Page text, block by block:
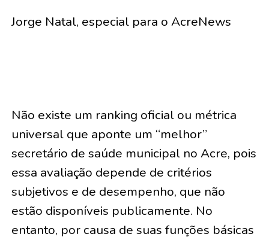
Jorge Natal, especial para o AcreNews
Não existe um ranking oficial ou métrica
universal que aponte um “melhor”
secretário de saúde municipal no Acre, pois
essa avaliação depende de critérios
subjetivos e de desempenho, que não
estão disponíveis publicamente. No
entanto, por causa de suas funções básicas